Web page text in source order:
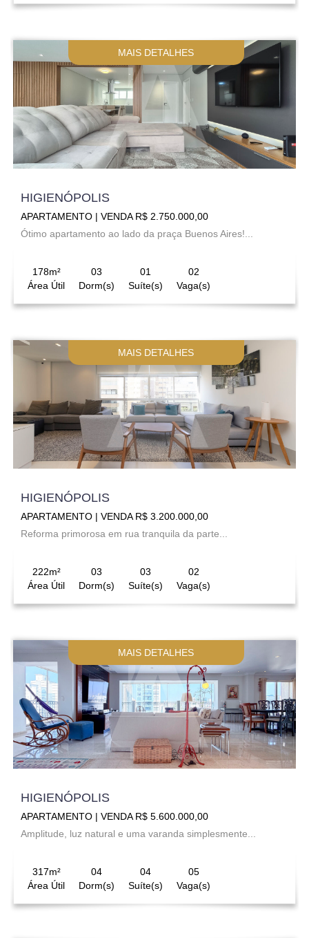
MAIS DETALHES
HIGIENÓPOLIS
APARTAMENTO | VENDA R$ 2.750.000,00
Ótimo apartamento ao lado da praça Buenos Aires!...
178m²
Área Útil
03
Dorm(s)
01
Suíte(s)
02
Vaga(s)
MAIS DETALHES
HIGIENÓPOLIS
APARTAMENTO | VENDA R$ 3.200.000,00
Reforma primorosa em rua tranquila da parte...
222m²
Área Útil
03
Dorm(s)
03
Suíte(s)
02
Vaga(s)
MAIS DETALHES
HIGIENÓPOLIS
APARTAMENTO | VENDA R$ 5.600.000,00
Amplitude, luz natural e uma varanda simplesmente...
317m²
Área Útil
04
Dorm(s)
04
Suíte(s)
05
Vaga(s)